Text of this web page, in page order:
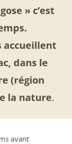
» c’est
accueillent
dans le
(région
la nature.
avant